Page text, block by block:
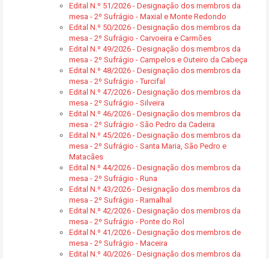
Edital N.º 51/2026 - Designação dos membros da
mesa - 2º Sufrágio - Maxial e Monte Redondo
Edital N.º 50/2026 - Designação dos membros da
mesa - 2º Sufrágio - Carvoeira e Carmões
Edital N.º 49/2026 - Designação dos membros da
mesa - 2º Sufrágio - Campelos e Outeiro da Cabeça
Edital N.º 48/2026 - Designação dos membros da
mesa - 2º Sufrágio - Turcifal
Edital N.º 47/2026 - Designação dos membros da
mesa - 2º Sufrágio - Silveira
Edital N.º 46/2026 - Designação dos membros da
mesa - 2º Sufrágio - São Pedro da Cadeira
Edital N.º 45/2026 - Designação dos membros da
mesa - 2º Sufrágio - Santa Maria, São Pedro e
Matacães
Edital N.º 44/2026 - Designação dos membros da
mesa - 2º Sufrágio - Runa
Edital N.º 43/2026 - Designação dos membros da
mesa - 2º Sufrágio - Ramalhal
Edital N.º 42/2026 - Designação dos membros da
mesa - 2º Sufrágio - Ponte do Rol
Edital N.º 41/2026 - Designação dos membros de
mesa - 2º Sufrágio - Maceira
Edital N.º 40/2026 - Designação dos membros da